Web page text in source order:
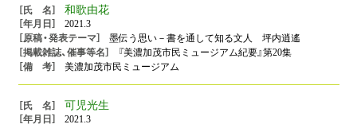
和歌由花
2021.3
墨伝う思い－書を通して知る文人 坪内逍遙
『美濃加茂市民ミュージアム紀要』第20集
美濃加茂市民ミュージアム
可児光生
2021.3